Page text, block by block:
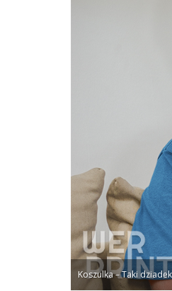
Koszulka – Taki